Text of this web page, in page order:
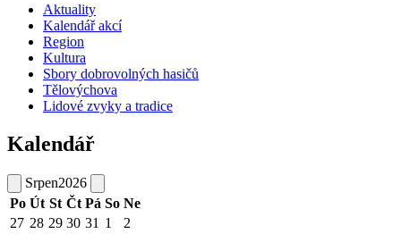
Aktuality
Kalendář akcí
Region
Kultura
Sbory dobrovolných hasičů
Tělovýchova
Lidové zvyky a tradice
Kalendář
Srpen2026
Po Út St Čt Pá So Ne
27 28 29 30 31 1
2